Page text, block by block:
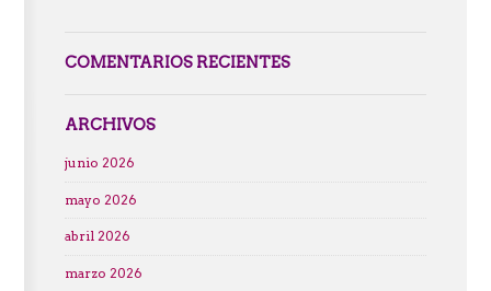
COMENTARIOS RECIENTES
ARCHIVOS
junio 2026
mayo 2026
abril 2026
marzo 2026